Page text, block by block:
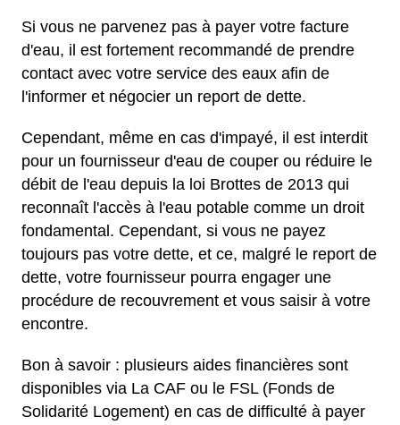
Si vous ne parvenez pas à payer votre facture
d'eau, il est fortement recommandé de prendre
contact avec votre service des eaux afin de
l'informer et négocier un report de dette.
Cependant, même en cas d'impayé, il est interdit
pour un fournisseur d'eau de couper ou réduire le
débit de l'eau depuis la loi Brottes de 2013 qui
reconnaît l'accès à l'eau potable comme un droit
fondamental. Cependant, si vous ne payez
toujours pas votre dette, et ce, malgré le report de
dette, votre fournisseur pourra engager une
procédure de recouvrement et vous saisir à votre
encontre.
Bon à savoir : plusieurs aides financières sont
disponibles via La CAF ou le FSL (Fonds de
Solidarité Logement) en cas de difficulté à payer